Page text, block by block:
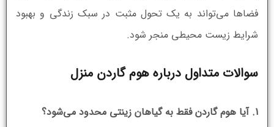
فضاها می‌تواند به یک تحول مثبت در سبک زندگی و بهبود
شرایط زیست محیطی منجر شود.
سوالات متداول درباره هوم گاردن منزل
1. آیا هوم گاردن فقط به گیاهان زینتی محدود می‌شود؟